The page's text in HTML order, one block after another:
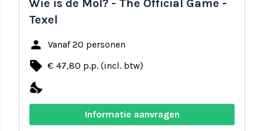
Wie is de Mol? - The Official Game -
Texel
person Vanaf 20 personen
local_offer € 47,80 p.p. (incl. btw)
nights_stay
Informatie aanvragen